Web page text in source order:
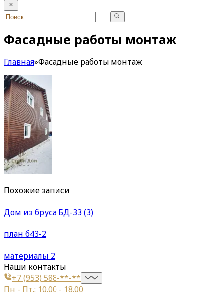
Фасадные работы монтаж
Главная»Фасадные работы монтаж
Похожие записи
Дом из бруса БД-33 (3)
план б43-2
материалы 2
Наши контакты
+7 (953) 588-**-**
Пн - Пт.: 10.00 - 18.00